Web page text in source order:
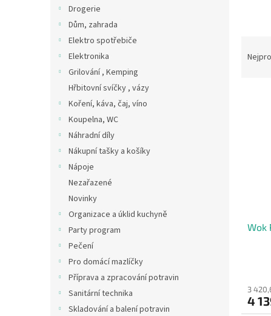
Drogerie
Dům, zahrada
Elektro spotřebiče
Elektronika
Grilování , Kemping
Hřbitovní svíčky , vázy
Koření, káva, čaj, víno
Koupelna, WC
Náhradní díly
Nákupní tašky a košíky
Nápoje
Nezařazené
Novinky
Organizace a úklid kuchyně
Party program
Pečení
Pro domácí mazlíčky
Příprava a zpracování potravin
Sanitární technika
Skladování a balení potravin
Wok
3
4